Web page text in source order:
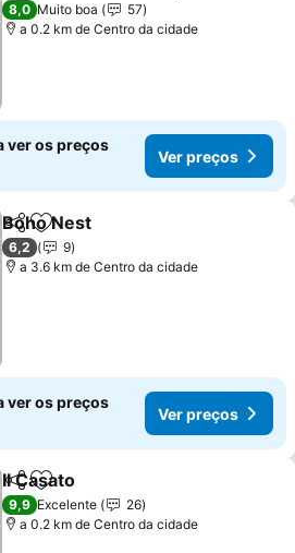
8,0 Muito boa
57
a 0.2 km de Centro da cidade
ver os preços
Ver preços
PartilharAdicionar aos favoritos
Boho Nest
6,2
9
a 3.6 km de Centro da cidade
ver os preços
Ver preços
PartilharAdicionar aos favoritos
Il Casato
9,9 Excelente
26
a 0.2 km de Centro da cidade